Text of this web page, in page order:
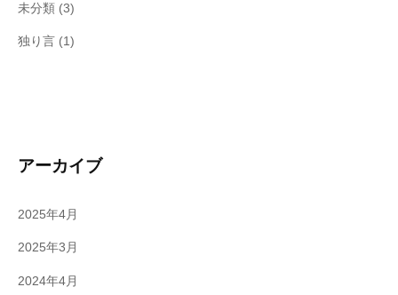
未分類 (3)
独り言 (1)
アーカイブ
2025年4月
2025年3月
2024年4月